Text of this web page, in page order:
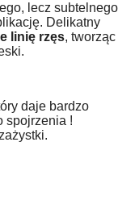
lecz subtelnego
Delikatny
linię rzęs, tworząc
daje bardzo
spojrzenia !